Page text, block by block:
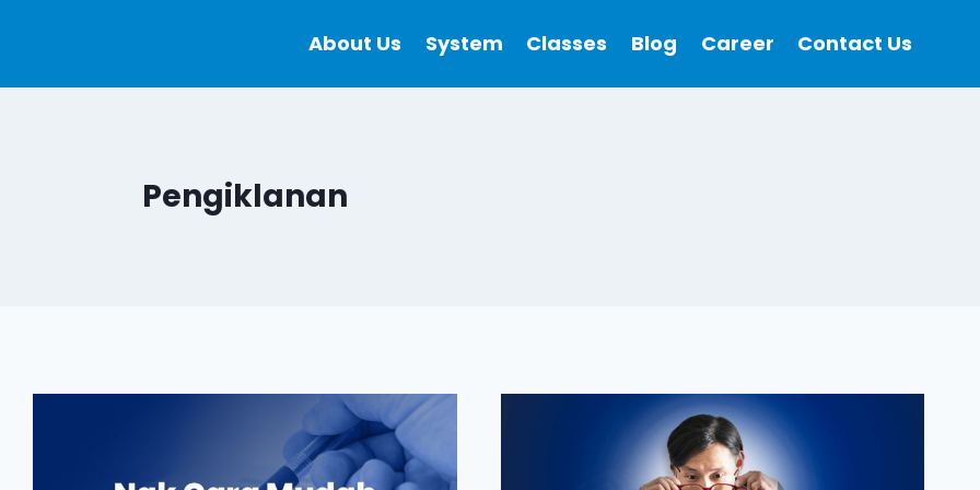
About Us System Classes Blog Career Contact Us
Pengiklanan